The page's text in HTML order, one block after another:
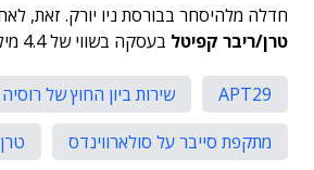
חדלה מלהיסחר בבורסת ניו יורק. זאת,
טרן/ריבר קפיטל בעסקה בשווי של 4.4 מיליארד דולר.
APT29
שירות ביון החוץ של רוסיה
מתקפת סייבר על סולארווינדס